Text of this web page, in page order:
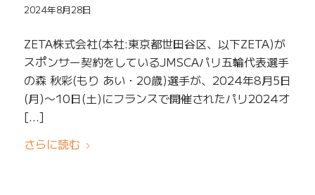
2024年8月28日
ZETA株式会社(本社:東京都世田谷区、以下ZETA)が
スポンサー契約をしているJMSCAパリ五輪代表選手
の森 秋彩(もり あい・20歳)選手が、2024年8月5日
(月)〜10日(土)にフランスで開催されたパリ2024オ
[…]
さらに読む